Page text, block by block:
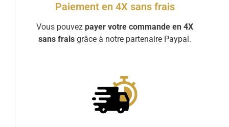
Paiement en 4X sans frais
Vous pouvez payer votre commande en 4X
sans frais grâce à notre partenaire Paypal.